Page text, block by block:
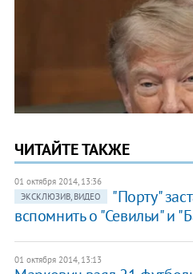
ЧИТАЙТЕ ТАКЖЕ
01 октября 2014, 13:36
ЭКСКЛЮЗИВ, ВИДЕО
"Порту"
вспомнить о "Севильи" и
01 октября 2014, 13:13